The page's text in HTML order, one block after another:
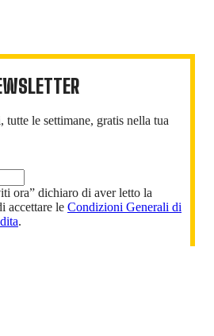
le settimane, gratis nella tua
ora” dichiaro di aver letto la
accettare le Condizioni Generali di
.